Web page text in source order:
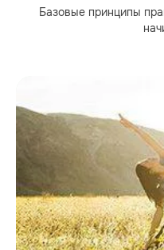
Базовые принципы